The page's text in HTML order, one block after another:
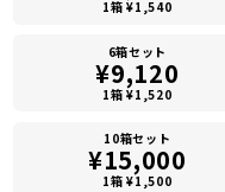
1箱 ¥1,540
6箱セット
¥9,120
1箱 ¥1,520
10箱セット
¥15,000
1箱 ¥1,500